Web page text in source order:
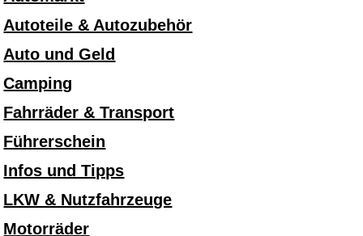
Autoteile & Autozubehör
Auto und Geld
Camping
Fahrräder & Transport
Führerschein
Infos und Tipps
LKW & Nutzfahrzeuge
Motorräder